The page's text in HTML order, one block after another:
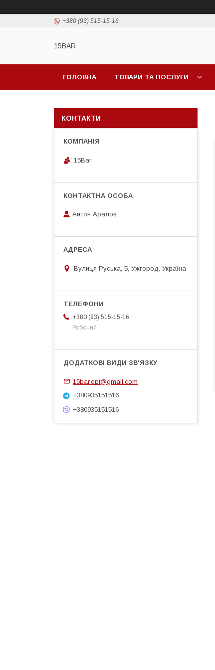
+380 (93) 515-15-16
15BAR
ГОЛОВНА ТОВАРИ ТА ПОСЛУГИ
КОНТАКТИ
15Bar
Антон Аралов
Вулиця Руська, 5, Ужгород, Україна
+380 (93) 515-15-16
Робочий
15bar.opt@gmail.com
+380935151516
+380935151516